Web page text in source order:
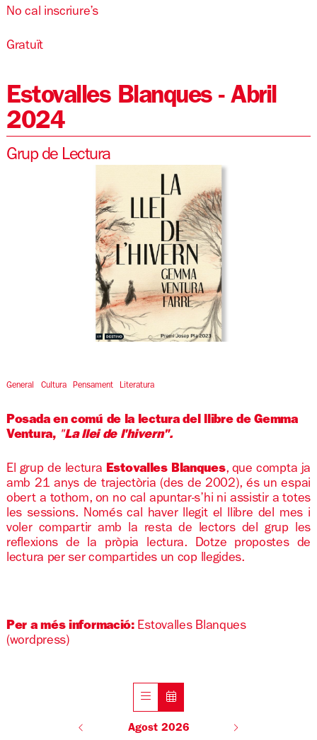
No cal inscriure’s
Gratuït
Estovalles Blanques - Abril
2024
Grup de Lectura
General Cultura Pensament Literatura
Posada en comú de la lectura del llibre de Gemma
Ventura,"La llei de l'hivern".
El grup de lectura Estovalles Blanques, que compta ja
amb 21 anys de trajectòria (des de 2002), és un espai
obert a tothom, on no cal apuntar-s’hi ni assistir a totes
les sessions. Només cal haver llegit el llibre del mes i
voler compartir amb la resta de lectors del grup les
reflexions de la pròpia lectura. Dotze propostes de
lectura per ser compartides un cop llegides.
Per a més informació: Estovalles Blanques
(wordpress)
Agost 2026